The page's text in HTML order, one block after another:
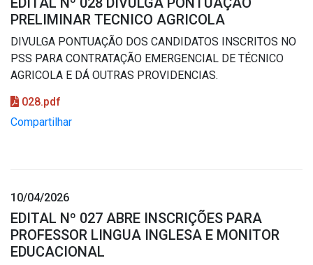
PRELIMINAR TECNICO AGRICOLA
DIVULGA PONTUAÇÃO DOS CANDIDATOS INSCRITOS NO
PSS PARA CONTRATAÇÃO EMERGENCIAL DE TÉCNICO
AGRICOLA E DÁ OUTRAS PROVIDENCIAS.
028.pdf
Compartilhar
10/04/2026
EDITAL Nº 027 ABRE INSCRIÇÕES PARA
PROFESSOR LINGUA INGLESA E MONITOR
EDUCACIONAL